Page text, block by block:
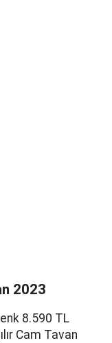
2023
8.590 TL
Cam Tavan